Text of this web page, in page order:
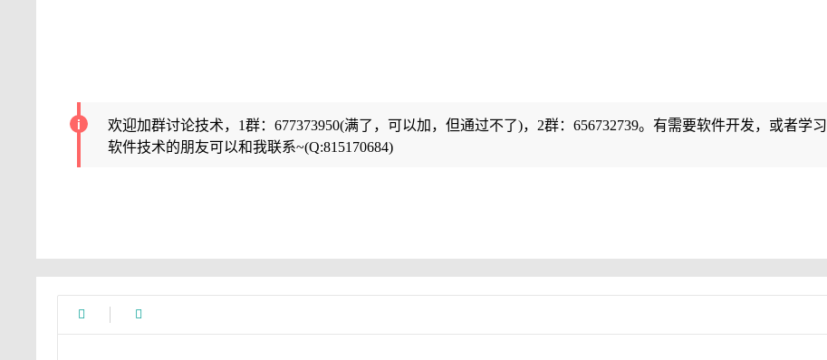
欢迎加群讨论技术，1群：677373950(满了，可以加，但通过不了)，2群：656732739。有需要软件开发，或者学习
软件技术的朋友可以和我联系~(Q:815170684)
 